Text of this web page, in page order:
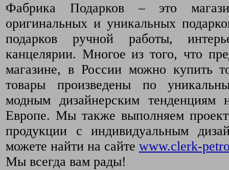
Фабрика Подарков – это
оригинальных и уникальных
подарков ручной работы,
канцелярии. Многое из того, что
магазине, в России можно купить
товары произведены по
модным дизайнерским тенденциям
Европе. Мы также выполняем
продукции с индивидуальным
можете найти на сайте www.clerk-
Мы всегда вам рады!